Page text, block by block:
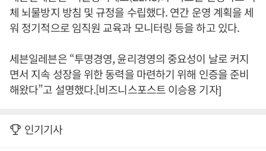
체 뇌물방지 방침 및 규정을 수립했다. 연간 운영 계획을 세
워 정기적으로 임직원 교육과 모니터링 등을 하고 있다.
세븐일레븐은 “투명경영, 윤리경영의 중요성이 날로 커지
면서 지속 성장을 위한 동력을 마련하기 위해 인증을 준비
해왔다”고 설명했다.[비즈니스포스트 이승용 기자]
인기기사